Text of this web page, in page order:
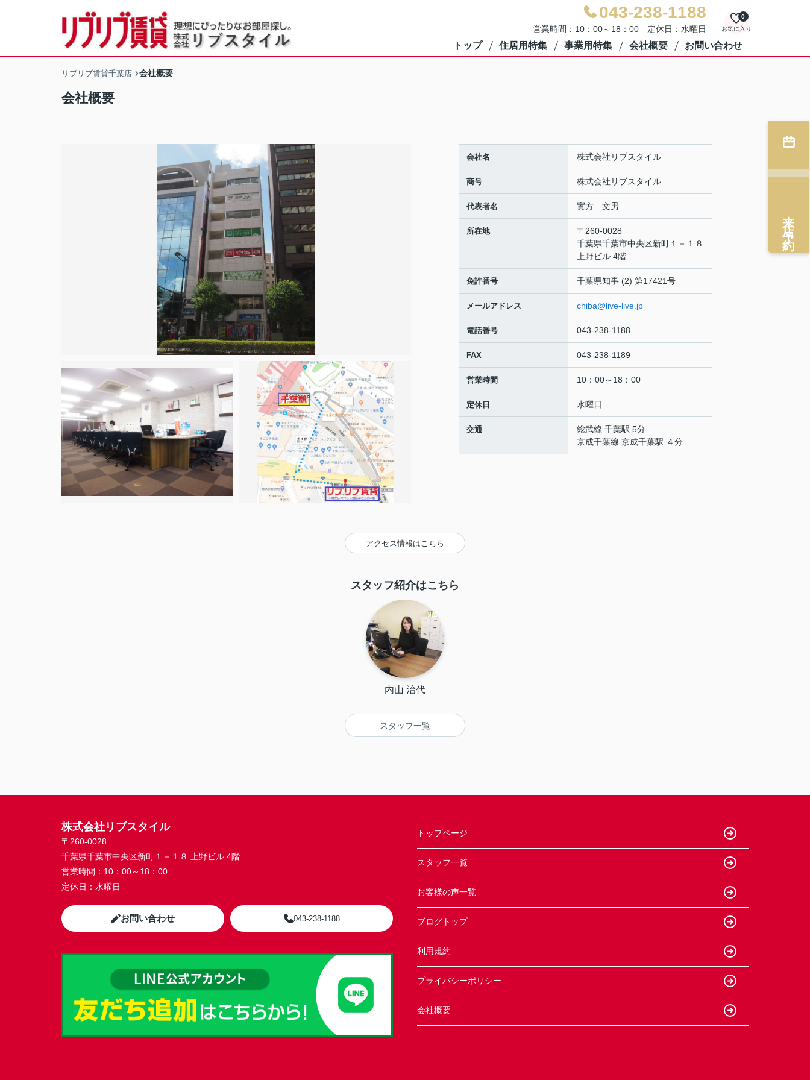
043-238-1188
営業時間：10：00～18：00 定休日：水曜日 お気に入り
0
トップ 住居用特集 事業用特集 会社概要 お問い合わせ
リブリブ賃貸千葉店 会社概要
会社概要
会社名 株式会社リブスタイル
商号 株式会社リブスタイル
代表者名 實方 文男
所在地
〒260-0028
千葉県千葉市中央区新町１－１８
上野ビル 4階
免許番号 千葉県知事 (2) 第17421号
メールアドレス chiba@live-live.jp
電話番号 043-238-1188
FAX 043-238-1189
営業時間 10：00～18：00
定休日 水曜日
交通
総武線 千葉駅 5分
京成千葉線 京成千葉駅 ４分
アクセス情報はこちら
スタッフ紹介はこちら
内山 治代
スタッフ一覧
来店予約
株式会社リブスタイル
〒260-0028
千葉県千葉市中央区新町１－１８ 上野ビル 4階
営業時間： 10：00～18：00
定休日： 水曜日
お問い合わせ 043-238-1188
トップページ
スタッフ一覧
お客様の声一覧
ブログトップ
利用規約
プライバシーポリシー
会社概要